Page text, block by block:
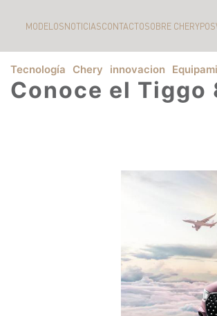
MODELOSNOTICIASCONTACTOSOBRE CHERY
Tecnología Chery innovacion
Conoce el Tiggo